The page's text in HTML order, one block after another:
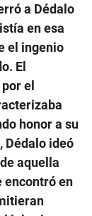
a Dédalo
en esa
el ingenio
El
el
honor a su
Dédalo ideó
aquella
encontró en